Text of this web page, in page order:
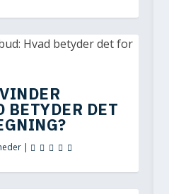
BETYDER DET
|